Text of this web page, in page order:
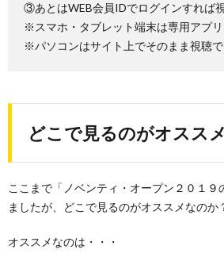
③あとはWEB会員IDでログインすれば
※スマホ・タブレット端末は専用アプリ
※パソコンはサイト上でそのまま視聴で
どこで見るのがオスス
ここまで「ノベンティ・オープン２０１９
ましたが、どこで見るのがオススメなのか
オススメなのは・・・